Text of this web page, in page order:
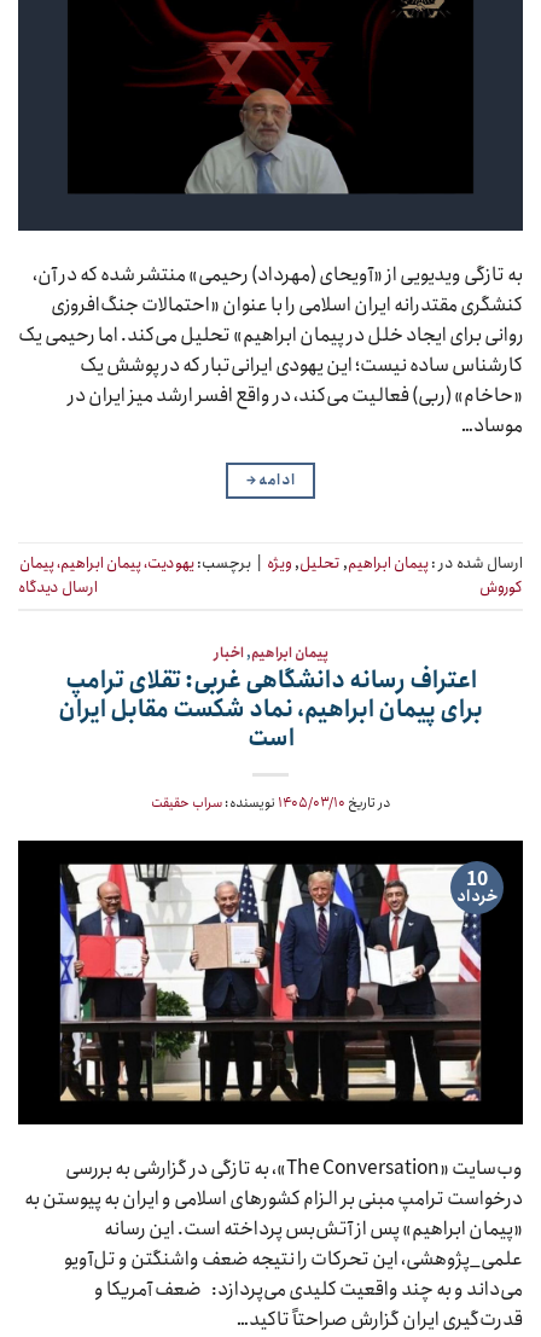
به تازگی ویدیویی از «آویحای (مهرداد) رحیمی» منتشر شده که در آن،
کنشگری مقتدرانه ایران اسلامی را با عنوان «احتمالات جنگ‌افروزی
روانی برای ایجاد خلل در پیمان ابراهیم» تحلیل می‌کند. اما رحیمی یک
کارشناس ساده نیست؛ این یهودی ایرانی‌تبار که در پوشش یک
«حاخام» (ربی) فعالیت می‌کند، در واقع افسر ارشد میز ایران در
موساد…
ادامه→
ارسال شده در :پیمان ابراهیم, تحلیل, ویژه | برچسب:یهودیت، پیمان ابراهیم، پیمان
کوروش
ارسال دیدگاه
پیمان ابراهیم,اخبار
اعتراف رسانه دانشگاهی غربی: تقلای ترامپ
برای پیمان ابراهیم، نماد شکست مقابل ایران
است
در تاریخ ۱۴۰۵/۰۳/۱۰ نویسنده:سراب حقیقت
10
خرداد
وب‌سایت «The Conversation»، به تازگی در گزارشی به بررسی
درخواست ترامپ مبنی بر الزام کشورهای اسلامی و ایران به پیوستن به
«پیمان ابراهیم» پس از آتش‌بس پرداخته است. این رسانه
علمی_پژوهشی، این تحرکات را نتیجه ضعف واشنگتن و تل‌آویو
می‌داند و به چند واقعیت کلیدی می‌پردازد: ضعف آمریکا و
قدرت‌گیری ایران گزارش صراحتاً تاکید…